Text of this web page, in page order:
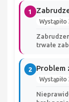
1
Wystąpiło
trwałe
2 Problem
Wystąpiło